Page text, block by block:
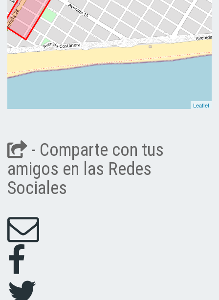
Leaflet
- Comparte con tus
amigos en las Redes
Sociales